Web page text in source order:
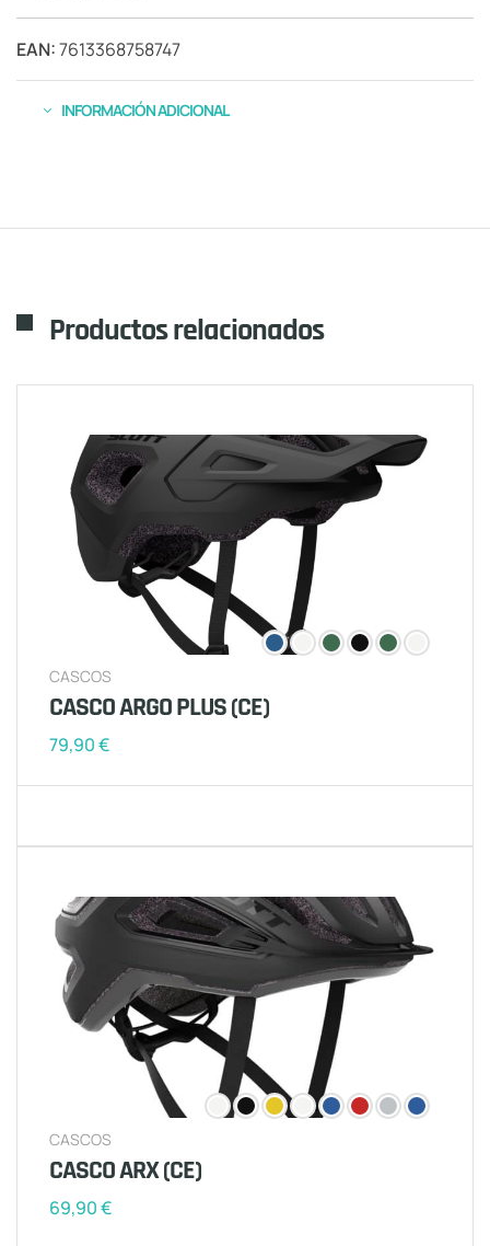
EAN:7613368758747
INFORMACIÓN ADICIONAL
Productos relacionados
CASCOS
CASCO ARGO PLUS (CE)
79,90€
CASCOS
CASCO ARX (CE)
69,90€